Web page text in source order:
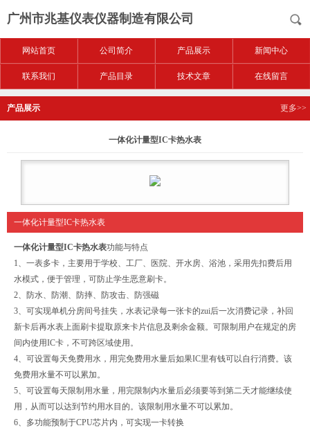
广州市兆基仪表仪器制造有限公司
网站首页 公司简介 产品展示 新闻中心
联系我们 产品目录 技术文章 在线留言
产品展示 更多>>
一体化计量型IC卡热水表
一体化计量型IC卡热水表
一体化计量型IC卡热水表功能与特点
1、一表多卡，主要用于学校、工厂、医院、开水房、浴池，采用先扣费后用
水模式，便于管理，可防止学生恶意刷卡。
2、防水、防潮、防摔、防攻击、防强磁
3、可实现单机分房间号挂失，水表记录每一张卡的zui后一次消费记录，补回
新卡后再水表上面刷卡提取原来卡片信息及剩余金额。可限制用户在规定的房
间内使用IC卡，不可跨区域使用。
4、可设置每天免费用水，用完免费用水量后如果IC里有钱可以自行消费。该
免费用水量不可以累加。
5、可设置每天限制用水量，用完限制内水量后必须要等到第二天才能继续使
用，从而可以达到节约用水目的。该限制用水量不可以累加。
6、多功能预制于CPU芯片内，可实现一卡转换